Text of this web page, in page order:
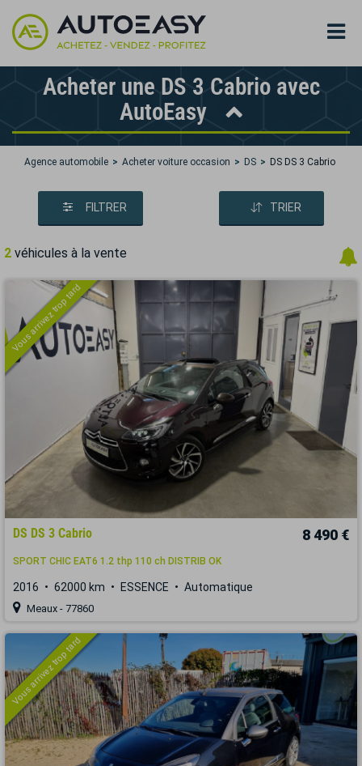
Acheter une DS 3 Cabrio avec
AutoEasy
Agence automobile Acheter voiture occasion DS DS DS 3 Cabrio
FILTRER TRIER
2 véhicules à la vente
Vous arrivez trop tard
DS DS 3 Cabrio 8 490 €
SPORT CHIC EAT6 1.2 thp 110 ch DISTRIB OK
2016 62000 km ESSENCE Automatique
Meaux - 77860
Vous arrivez trop tard